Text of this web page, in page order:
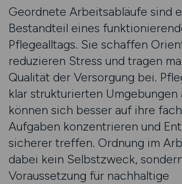
Geordnete Arbeitsabläufe sind
Bestandteil eines
Pflegealltags. Sie schaffen
reduzieren Stress und tragen
Qualität der Versorgung bei.
klar strukturierten Umgebungen
können sich besser auf ihre
Aufgaben konzentrieren und
sicherer treffen. Ordnung im
dabei kein Selbstzweck,
Voraussetzung für nachhaltige